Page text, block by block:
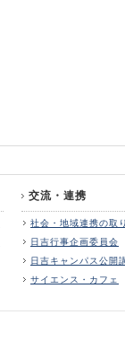
交流・連携
社会・地域連携の取
日吉行事企画委員会
日吉キャンパス公開
サイエンス・カフェ